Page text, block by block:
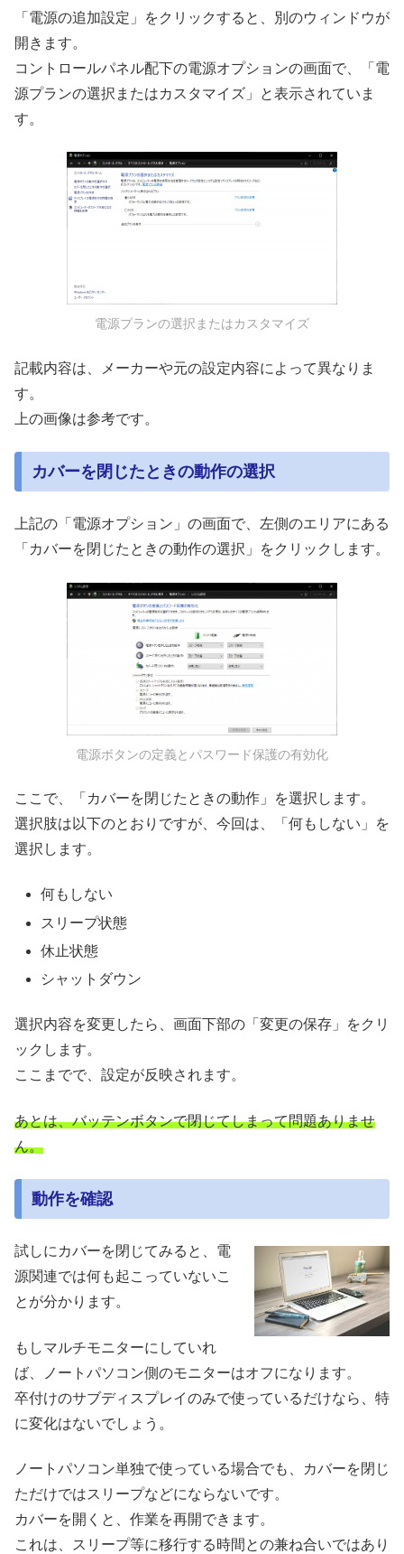
「電源の追加設定」をクリックすると、別のウィンドウが
開きます。
コントロールパネル配下の電源オプションの画面で、「電
源プランの選択またはカスタマイズ」と表示されていま
す。
電源プランの選択またはカスタマイズ
記載内容は、メーカーや元の設定内容によって異なりま
す。
上の画像は参考です。
カバーを閉じたときの動作の選択
上記の「電源オプション」の画面で、左側のエリアにある
「カバーを閉じたときの動作の選択」をクリックします。
電源ボタンの定義とパスワード保護の有効化
ここで、「カバーを閉じたときの動作」を選択します。
選択肢は以下のとおりですが、今回は、「何もしない」を
選択します。
何もしない
スリープ状態
休止状態
シャットダウン
選択内容を変更したら、画面下部の「変更の保存」をクリ
ックします。
ここまでで、設定が反映されます。
あとは、バッテンボタンで閉じてしまって問題ありませ
ん。
動作を確認
試しにカバーを閉じてみると、電
源関連では何も起こっていないこ
とが分かります。
もしマルチモニターにしていれ
ば、ノートパソコン側のモニターはオフになります。
卒付けのサブディスプレイのみで使っているだけなら、特
に変化はないでしょう。
ノートパソコン単独で使っている場合でも、カバーを閉じ
ただけではスリープなどにならないです。
カバーを開くと、作業を再開できます。
これは、スリープ等に移行する時間との兼ね合いではあり